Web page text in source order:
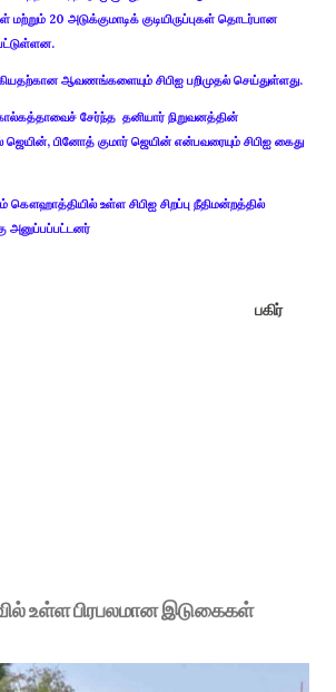
20 அடுக்குமாடிக் குடியிருப்புகள் தொடர்பான
ஆவணங்களையும் சிபிஐ பறிமுதல் செய்துள்ளது.
சேர்ந்த தனியார் நிறுவனத்தின்
ஜெயின், பினோத் குமார் ஜெயின் என்பவரையும் சிபிஐ கைது
கௌஹாத்தியில் உள்ள சிபிஐ சிறப்பு நீதிமன்றத்தில்
அனுப்பப்பட்டனர்
பகிர்
உள்ள பிரபலமான இடுகைகள்